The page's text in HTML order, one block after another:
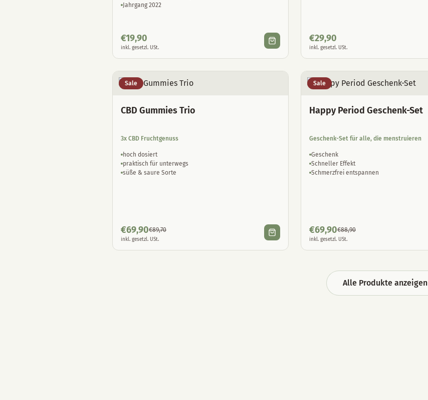
Jahrgang 2022
€19,90
inkl. gesetzl. USt.
€29,90
inkl. gesetzl. USt.
Sale
CBD Gummies Trio
3x CBD Fruchtgenuss
hoch dosiert
praktisch für unterwegs
süße & saure Sorte
€69,90€89,70
inkl. gesetzl. USt.
Sale
Happy Period Geschenk-Set
Geschenk-Set für alle, die menstruieren
Geschenk
Schneller Effekt
Schmerzfrei entspannen
€69,90€88,90
inkl. gesetzl. USt.
Alle Produkte anzeigen